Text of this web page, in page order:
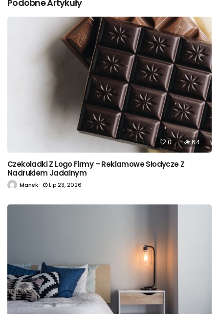
Podobne Artykuły
0 64
Czekoladki Z Logo Firmy – Reklamowe Słodycze Z
Nadrukiem Jadalnym
Manek Lip 23, 2026